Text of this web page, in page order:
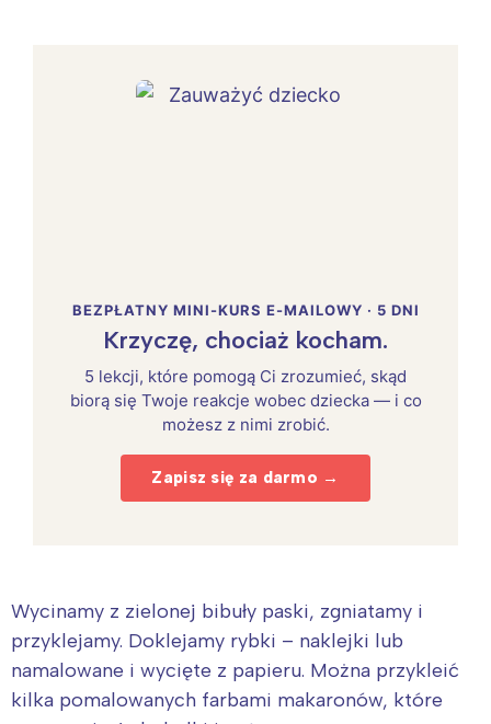
BEZPŁATNY MINI-KURS E-MAILOWY · 5 DNI
Krzyczę, chociaż kocham.
5 lekcji, które pomogą Ci zrozumieć, skąd
biorą się Twoje reakcje wobec dziecka — i co
możesz z nimi zrobić.
Zapisz się za darmo →
Wycinamy z zielonej bibuły paski, zgniatamy i
przyklejamy. Doklejamy rybki – naklejki lub
namalowane i wycięte z papieru. Można przykleić
kilka pomalowanych farbami makaronów, które